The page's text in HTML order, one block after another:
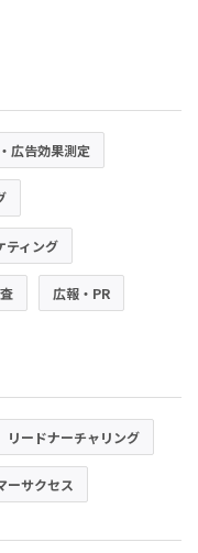
広告効果測定
ティング
広報・PR
リードナーチャリング
ーサクセス